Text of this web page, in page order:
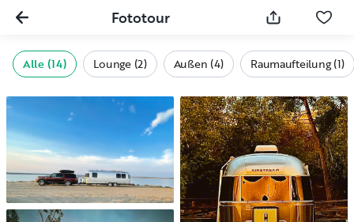
Fototour
Alle (14) Lounge (2) Außen (4) Raumaufteilung (1)